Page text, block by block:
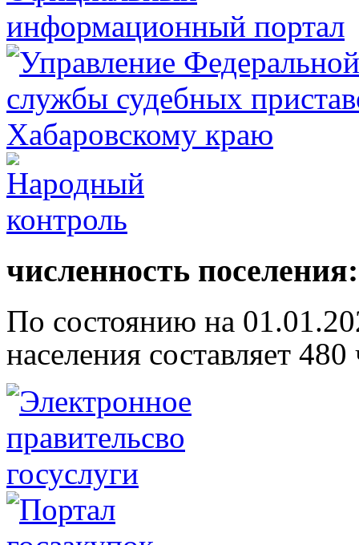
численность поселения:
По состоянию на
населения составляет 480